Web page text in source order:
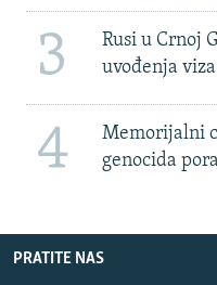
3
Rusi u Crnoj
uvođenja viza
4
Memorijalni
genocida
PRATITE NAS